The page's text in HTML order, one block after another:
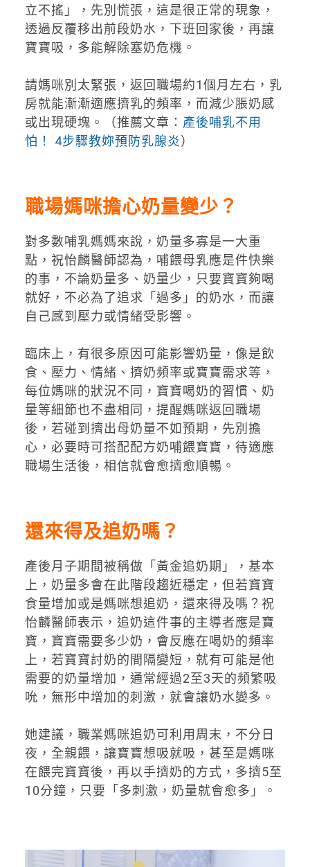
立不搖」，先別慌張，這是很正常的現象，
透過反覆移出前段奶水，下班回家後，再讓
寶寶吸，多能解除塞奶危機。
請媽咪別太緊張，返回職場約1個月左右，乳
房就能漸漸適應擠乳的頻率，而減少脹奶感
或出現硬塊。（推薦文章： 產後哺乳不用
怕！ 4步驟教妳預防乳腺炎）
職場媽咪擔心奶量變少？
對多數哺乳媽媽來說，奶量多寡是一大重
點，祝怡麟醫師認為，哺餵母乳應是件快樂
的事，不論奶量多、奶量少，只要寶寶夠喝
就好，不必為了追求「過多」的奶水，而讓
自己感到壓力或情緒受影響。
臨床上，有很多原因可能影響奶量，像是飲
食、壓力、情緒、擠奶頻率或寶寶需求等，
每位媽咪的狀況不同，寶寶喝奶的習慣、奶
量等細節也不盡相同，提醒媽咪返回職場
後，若碰到擠出母奶量不如預期，先別擔
心，必要時可搭配配方奶哺餵寶寶，待適應
職場生活後，相信就會愈擠愈順暢。
還來得及追奶嗎？
產後月子期間被稱做「黃金追奶期」，基本
上，奶量多會在此階段趨近穩定，但若寶寶
食量增加或是媽咪想追奶，還來得及嗎？祝
怡麟醫師表示，追奶這件事的主導者應是寶
寶，寶寶需要多少奶，會反應在喝奶的頻率
上，若寶寶討奶的間隔變短，就有可能是他
需要的奶量增加，通常經過2至3天的頻繁吸
吮，無形中增加的刺激，就會讓奶水變多。
她建議，職業媽咪追奶可利用周末，不分日
夜，全親餵，讓寶寶想吸就吸，甚至是媽咪
在餵完寶寶後，再以手擠奶的方式，多擠5至
10分鐘，只要「多刺激，奶量就會愈多」。